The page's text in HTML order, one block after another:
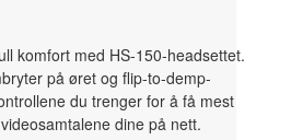
komfort med HS-150-headsettet.
på øret og flip-to-demp-
du trenger for å få mest
dine på nett.